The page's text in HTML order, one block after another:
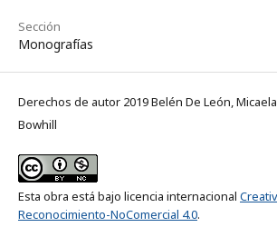
Sección
Monografías
Derechos de autor 2019 Belén De León,
Bowhill
Esta obra está bajo licencia internacional
Reconocimiento-NoComercial 4.0.